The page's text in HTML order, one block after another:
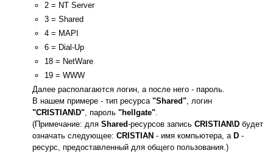
2 = NT Server
3 = Shared
4 = MAPI
6 = Dial-Up
18 = NetWare
19 = WWW
Далее располагаются логин, а после него - пароль.
В нашем примере - тип ресурса "Shared", логин
"CRISTIAN\D", пароль "hellgate".
(Примечание: для Shared-ресурсов запись CRISTIAN\D будет
означать следующее: CRISTIAN - имя компьютера, а D -
ресурс, предоставленный для общего пользования.)